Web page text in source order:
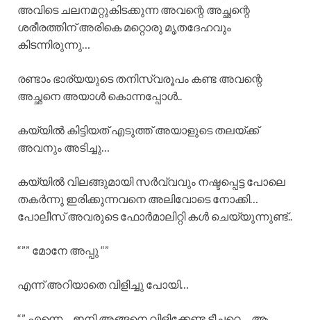
അവിടെ ചലനമറ്റുകിടക്കുന്ന അവന്റെ അച്ഛന്റെ
ശരീരത്തിന് അരികെ മറ്റൊരു മൃതദേഹവും
കിടന്നിരുന്നു…
രണ്ടാം ഭാര്യയുടെ തനിസ്വരൂപം കണ്ട അവന്റെ
അച്ഛനെ അയാൾ കൊന്നപ്പോൾ..
കയ്യിൽ കിട്ടിയത് എടുത്ത് അയാളുടെ തലയ്ക്ക്
അവനും അടിച്ചു…
കയ്യിൽ വിലങ്ങുമായി സർവ്വവും നഷ്ടപ്പെട്ട പോലെ
തകർന്നു ഇരിക്കുന്നവനെ അലിവോടെ നോക്കി…
പോലീസ് അവരുടെ ഫോർമാലിറ്റി കൾ ചെയ്യുന്നുണ്ട്..
“”” മോനേ അപ്പു “”
എന്ന് അറിയാതെ വിളിച്ചു പോയി…